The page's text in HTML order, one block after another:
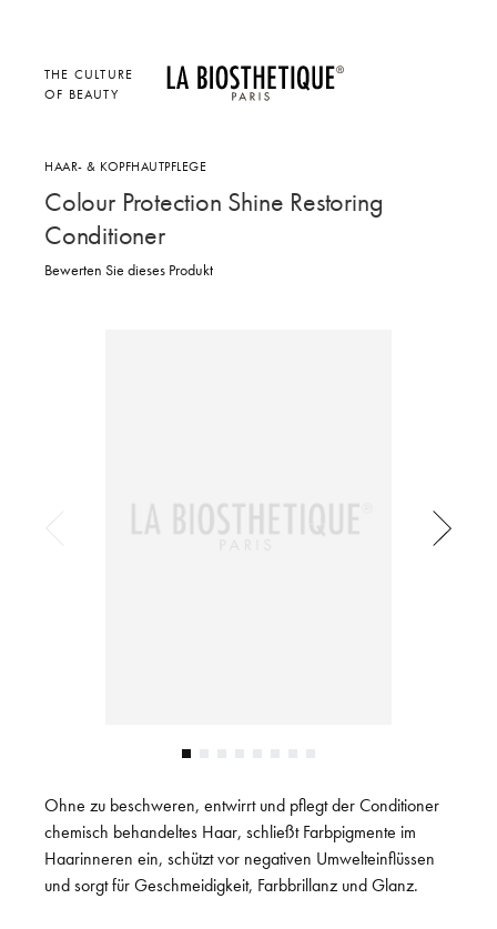
THE CULTURE
OF BEAUTY
HAAR- & KOPFHAUTPFLEGE
Colour Protection Shine Restoring
Conditioner
Bewerten Sie dieses Produkt
Ohne zu beschweren, entwirrt und pflegt der Conditioner
chemisch behandeltes Haar, schließt Farbpigmente im
Haarinneren ein, schützt vor negativen Umwelteinflüssen
und sorgt für Geschmeidigkeit, Farbbrillanz und Glanz.